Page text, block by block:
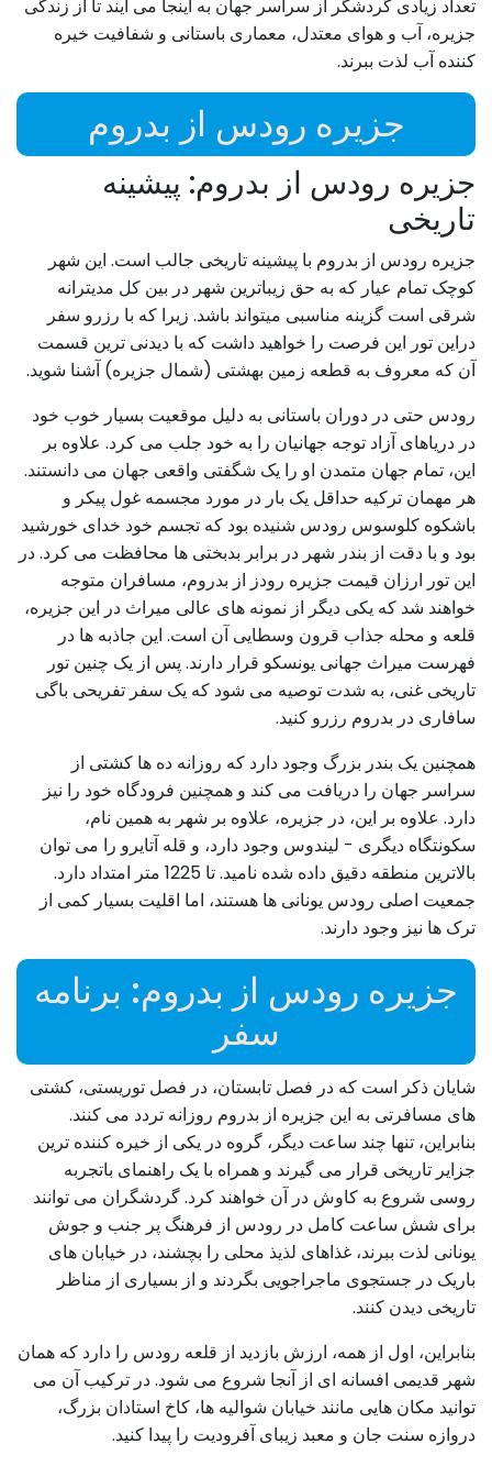
تعداد زیادی گردشگر از سراسر جهان به اینجا می آیند تا از زندگی
جزیره، آب و هوای معتدل، معماری باستانی و شفافیت خیره
کننده آب لذت ببرند.
جزیره رودس از بدروم
جزیره رودس از بدروم: پیشینه
تاریخی
جزیره رودس از بدروم با پیشینه تاریخی جالب است. این شهر
کوچک تمام عیار که به حق زیباترین شهر در بین کل مدیترانه
شرقی است گزینه مناسبی میتواند باشد. زیرا که با رزرو سفر
دراین تور این فرصت را خواهید داشت که با دیدنی ترین قسمت
آن که معروف به قطعه زمین بهشتی (شمال جزیره) آشنا شوید.
رودس حتی در دوران باستانی به دلیل موقعیت بسیار خوب خود
در دریاهای آزاد توجه جهانیان را به خود جلب می کرد. علاوه بر
این، تمام جهان متمدن او را یک شگفتی واقعی جهان می دانستند.
هر مهمان ترکیه حداقل یک بار در مورد مجسمه غول پیکر و
باشکوه کلوسوس رودس شنیده بود که تجسم خود خدای خورشید
بود و با دقت از بندر شهر در برابر بدبختی ها محافظت می کرد. در
این تور ارزان قیمت جزیره رودز از بدروم، مسافران متوجه
خواهند شد که یکی دیگر از نمونه های عالی میراث در این جزیره،
قلعه و محله جذاب قرون وسطایی آن است. این جاذبه ها در
فهرست میراث جهانی یونسکو قرار دارند. پس از یک چنین تور
تاریخی غنی، به شدت توصیه می شود که یک سفر تفریحی باگی
سافاری در بدروم رزرو کنید.
همچنین یک بندر بزرگ وجود دارد که روزانه ده ها کشتی از
سراسر جهان را دریافت می کند و همچنین فرودگاه خود را نیز
دارد. علاوه بر این، در جزیره، علاوه بر شهر به همین نام،
سکونتگاه دیگری - لیندوس وجود دارد، و قله آتایرو را می توان
بالاترین منطقه دقیق داده شده نامید. تا 1225 متر امتداد دارد.
جمعیت اصلی رودس یونانی ها هستند، اما اقلیت بسیار کمی از
ترک ها نیز وجود دارند.
جزیره رودس از بدروم: برنامه
سفر
شایان ذکر است که در فصل تابستان، در فصل توریستی، کشتی
های مسافرتی به این جزیره از بدروم روزانه تردد می کنند.
بنابراین، تنها چند ساعت دیگر، گروه در یکی از خیره کننده ترین
جزایر تاریخی قرار می گیرند و همراه با یک راهنمای باتجربه
روسی شروع به کاوش در آن خواهند کرد. گردشگران می توانند
برای شش ساعت کامل در رودس از فرهنگ پر جنب و جوش
یونانی لذت ببرند، غذاهای لذیذ محلی را بچشند، در خیابان های
باریک در جستجوی ماجراجویی بگردند و از بسیاری از مناظر
تاریخی دیدن کنند.
بنابراین، اول از همه، ارزش بازدید از قلعه رودس را دارد که همان
شهر قدیمی افسانه ای از آنجا شروع می شود. در ترکیب آن می
توانید مکان هایی مانند خیابان شوالیه ها، کاخ استادان بزرگ،
دروازه سنت جان و معبد زیبای آفرودیت را پیدا کنید.